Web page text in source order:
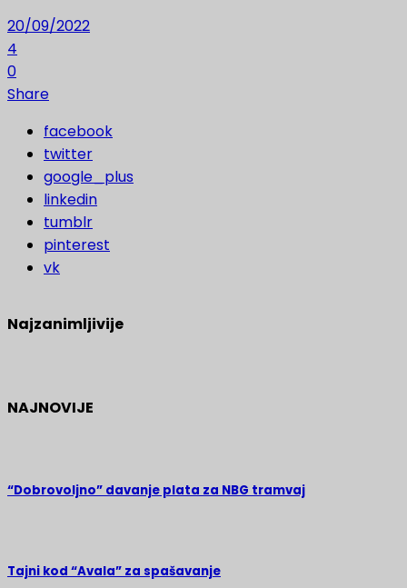
20/09/2022
4
0
Share
facebook
twitter
google_plus
linkedin
tumblr
pinterest
vk
Najzanimljivije
NAJNOVIJE
“Dobrovoljno” davanje plata za NBG tramvaj
Tajni kod “Avala” za spašavanje